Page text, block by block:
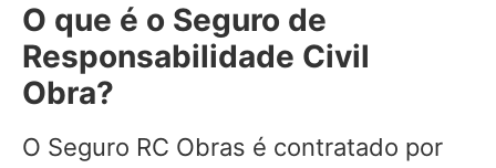
O que é o Seguro de
Responsabilidade Civil
Obra?
O Seguro RC Obras é contratado por